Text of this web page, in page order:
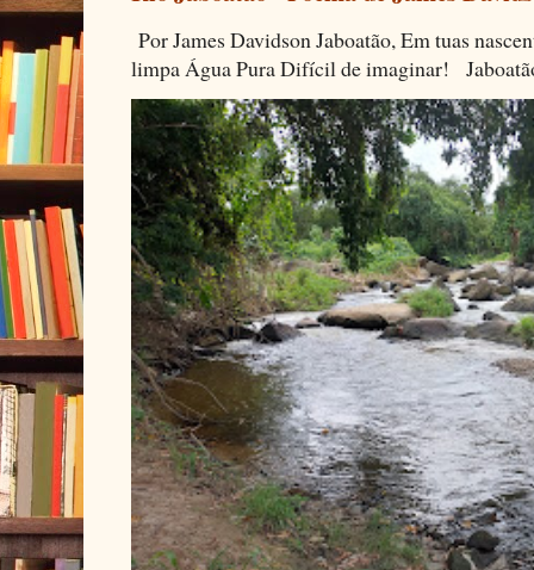
Por James Davidson Jaboatão, Em tuas
limpa Água Pura Difícil de imaginar!